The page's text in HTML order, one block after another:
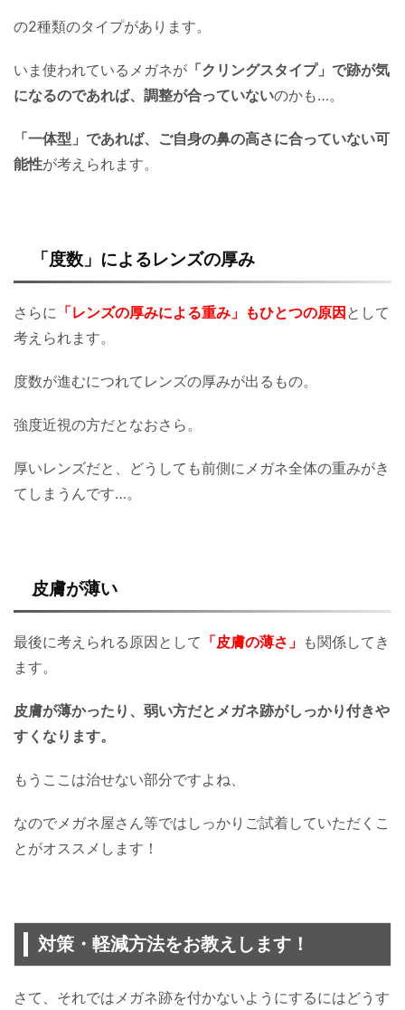
の2種類のタイプがあります。
いま使われているメガネが 「クリングスタイプ」で跡が気
になるのであれば、調整が合っていないのかも…。
「一体型」であれば、ご自身の鼻の高さに合っていない可
能性が考えられます。
「度数」によるレンズの厚み
さらに 「レンズの厚みによる重み」もひとつの原因 として
考えられます。
度数が進むにつれてレンズの厚みが出るもの。
強度近視の方だとなおさら。
厚いレンズだと、どうしても前側にメガネ全体の重みがき
てしまうんです…。
皮膚が薄い
最後に考えられる原因として 「皮膚の薄さ」 も関係してき
ます。
皮膚が薄かったり、弱い方だとメガネ跡がしっかり付きや
すくなります。
もうここは治せない部分ですよね、
なのでメガネ屋さん等ではしっかりご試着していただくこ
とがオススメします！
対策・軽減方法をお教えします！
さて、それではメガネ跡を付かないようにするにはどうす